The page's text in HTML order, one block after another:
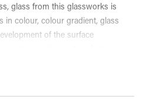
glass from this glassworks is
in colour, colour gradient, glass
of the surface
be excluded due to the